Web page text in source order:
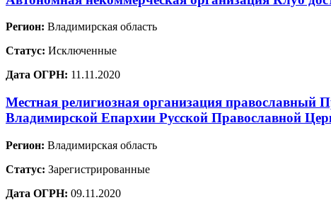
Регион: Владимирская область
Статус: Исключенные
Дата ОГРН: 11.11.2020
Местная религиозная организация православный
Владимирской Епархии Русской Православной
Регион: Владимирская область
Статус: Зарегистрированные
Дата ОГРН: 09.11.2020